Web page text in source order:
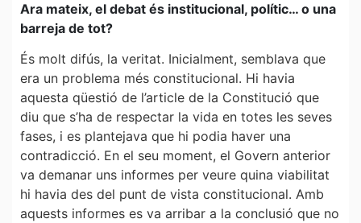
Ara mateix, el debat és institucional, polític… o una
barreja de tot?
És molt difús, la veritat. Inicialment, semblava que
era un problema més constitucional. Hi havia
aquesta qüestió de l’article de la Constitució que
diu que s’ha de respectar la vida en totes les seves
fases, i es plantejava que hi podia haver una
contradicció. En el seu moment, el Govern anterior
va demanar uns informes per veure quina viabilitat
hi havia des del punt de vista constitucional. Amb
aquests informes es va arribar a la conclusió que no